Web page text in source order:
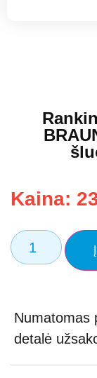
Kaina:
Numatomas
detalė